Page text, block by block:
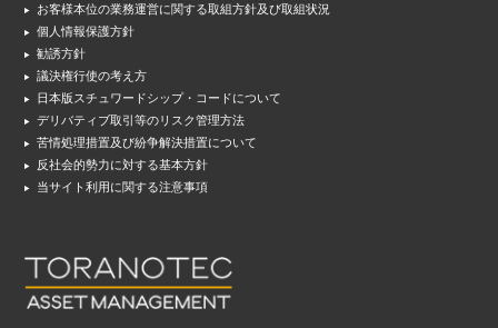
お客様本位の業務運営に関する取組方針及び取組状況
個人情報保護方針
勧誘方針
議決権行使の考え方
日本版スチュワードシップ・コードについて
デリバティブ取引等のリスク管理方法
苦情処理措置及び紛争解決措置について
反社会的勢力に対する基本方針
当サイト利用に関する注意事項